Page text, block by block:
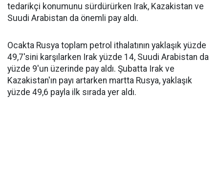
tedarikçi konumunu sürdürürken Irak, Kazakistan ve
Suudi Arabistan da önemli pay aldı.
Ocakta Rusya toplam petrol ithalatının yaklaşık yüzde
49,7'sini karşılarken Irak yüzde 14, Suudi Arabistan da
yüzde 9'un üzerinde pay aldı. Şubatta Irak ve
Kazakistan'ın payı artarken martta Rusya, yaklaşık
yüzde 49,6 payla ilk sırada yer aldı.